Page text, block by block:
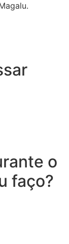
o
faço?